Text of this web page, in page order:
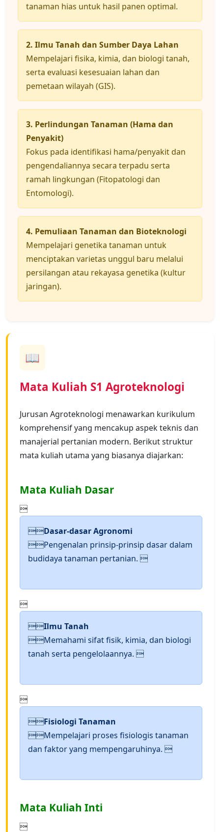
tanaman hias untuk hasil panen optimal.
2. Ilmu Tanah dan Sumber Daya Lahan
Mempelajari fisika, kimia, dan biologi tanah,
serta evaluasi kesesuaian lahan dan
pemetaan wilayah (GIS).
3. Perlindungan Tanaman (Hama dan
Penyakit)
Fokus pada identifikasi hama/penyakit dan
pengendaliannya secara terpadu serta
ramah lingkungan (Fitopatologi dan
Entomologi).
4. Pemuliaan Tanaman dan Bioteknologi
Mempelajari genetika tanaman untuk
menciptakan varietas unggul baru melalui
persilangan atau rekayasa genetika (kultur
jaringan).
📖
Mata Kuliah S1 Agroteknologi
Jurusan Agroteknologi menawarkan kurikulum
komprehensif yang mencakup aspek teknis dan
manajerial pertanian modern. Berikut struktur
mata kuliah utama yang biasanya diajarkan:
Mata Kuliah Dasar

Dasar-dasar Agronomi
Pengenalan prinsip-prinsip dasar dalam
budidaya tanaman pertanian. 

Ilmu Tanah
Memahami sifat fisik, kimia, dan biologi
tanah serta pengelolaannya. 

Fisiologi Tanaman
Mempelajari proses fisiologis tanaman
dan faktor yang mempengaruhinya. 
Mata Kuliah Inti
